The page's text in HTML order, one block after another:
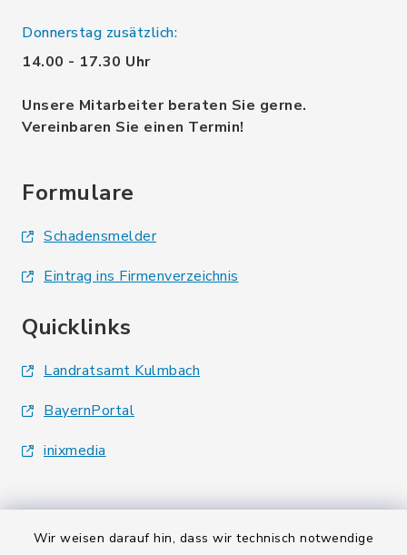
Wir weisen darauf hin, dass wir technisch notwendige
Donnerstag zusätzlich:
14.00 - 17.30 Uhr
Unsere Mitarbeiter beraten Sie gerne.
Vereinbaren Sie einen Termin!
Formulare
Schadensmelder
Eintrag ins Firmenverzeichnis
Quicklinks
Landratsamt Kulmbach
BayernPortal
inixmedia